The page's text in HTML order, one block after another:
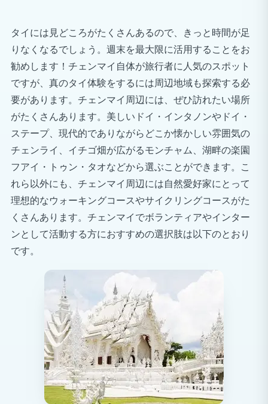
学生たちはチェンマイにある設備の整った私立病院に配
属される。
インターン生は、興味、都合、スキルレベルに応じて、
以下のような特定の部署での見学を希望することができ
一般外科
脳神経外科
整形外科
歯科
内科など
どのように接しているかを目の当たりにし、アジアのこ
の地域における病院医療の構造を理解することができま
注：これは観察のみを目的とした選択科目です。患者へ
の直接的なケアや実践的な臨床業務は許可されていませ
タイで医学実習を行う理由とは？
タイには見どころがたくさんあるので、きっと時間が足
りなくなるでしょう。週末を最大限に活用することをお
勧めします！チェンマイ自体が旅行者に人気のスポット
ですが、真のタイ体験をするには周辺地域も探索する必
要があります。チェンマイ周辺には、ぜひ訪れたい場所
がたくさんあります。美しいドイ・インタノンやドイ・
ステープ、現代的でありながらどこか懐かしい雰囲気の
チェンライ、イチゴ畑が広がるモンチャム、湖畔の楽園
フアイ・トゥン・タオなどから選ぶことができます。こ
れら以外にも、チェンマイ周辺には自然愛好家にとって
理想的なウォーキングコースやサイクリングコースがた
くさんあります。チェンマイでボランティアやインター
ンとして活動する方におすすめの選択肢は以下のとおり
です。